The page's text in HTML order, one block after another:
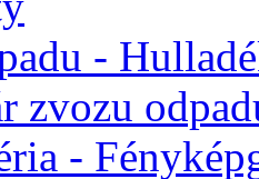
-
zvozu
-